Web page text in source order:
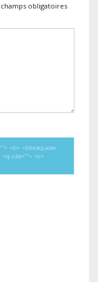
champs obligatoires
<b> <blockquote
cite=""> <s>